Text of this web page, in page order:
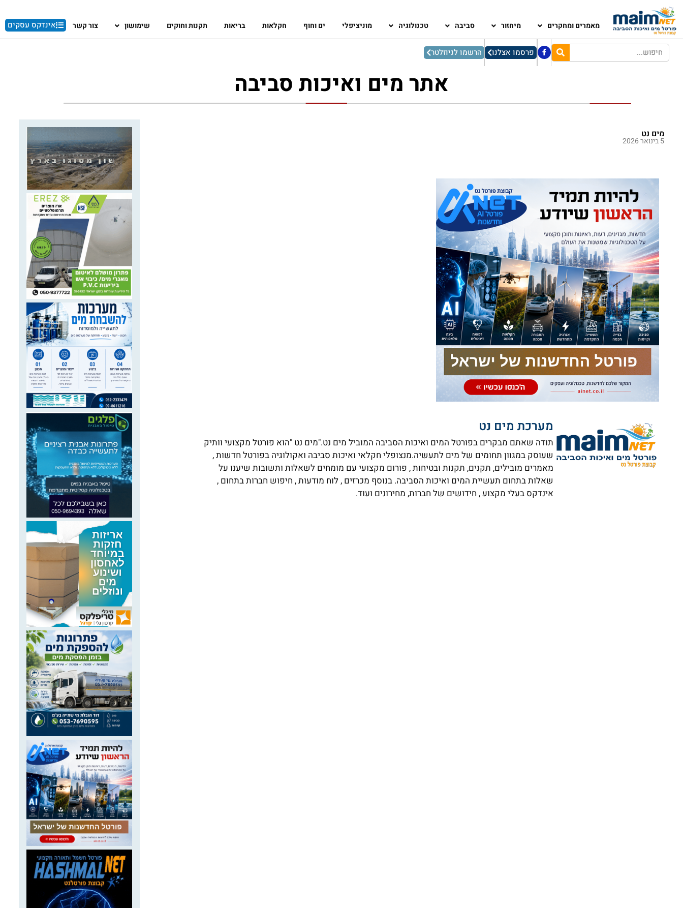
מאמרים ומחקרים מיחזור סביבה טכנולוגיה מוניציפלי ים וחוף חקלאות בריאות תקנות וחוקים שימושון צור קשר אינדקס עסקים
פרסמו אצלנו הרשמו לניוזלטר
אתר מים ואיכות סביבה
מים נט
5 בינואר 2026
מערכת מים נט
תודה שאתם מבקרים בפורטל המים ואיכות הסביבה המוביל מים נט."מים נט "הוא פורטל מקצועי וותיק
שעוסק במגוון תחומים של מים לתעשיה.מנצופלי חקלאי ואיכות סביבה ואקולוגיה בפורטל חדשות ,
מאמרים מובילים, תקנים, תקנות ובטיחות , פורום מקצועי עם מומחים לשאלות ותשובות שיענו על
שאלות בתחום תעשיית המים ואיכות הסביבה. בנוסף מכרזים , לוח מודעות , חיפוש חברות בתחום ,
אינדקס בעלי מקצוע , חידושים של חברות, מחירונים ועוד.